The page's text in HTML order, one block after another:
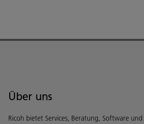
Über uns
Ricoh bietet Services, Beratung, Software